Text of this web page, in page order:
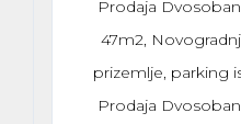
Prodaja
47m2,
prizemlje, parking
Prodaja